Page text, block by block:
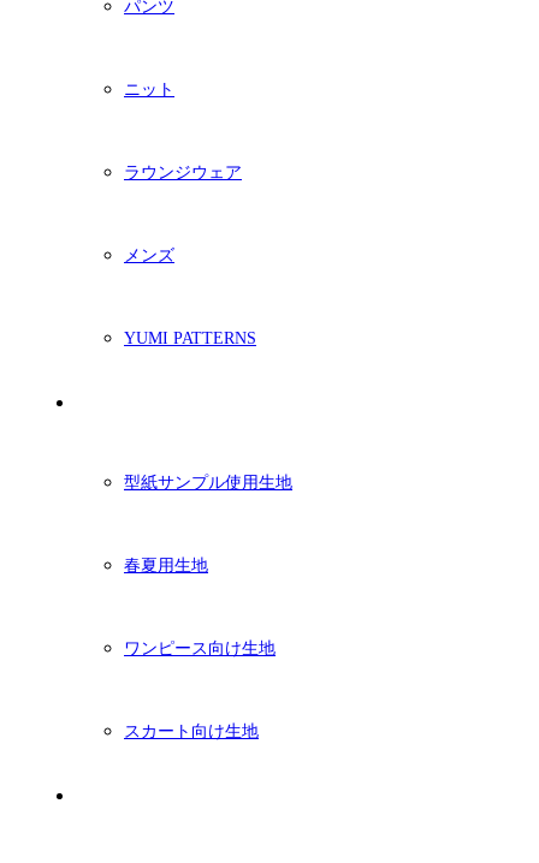
パンツ
ニット
ラウンジウェア
メンズ
YUMI PATTERNS
型紙サンプル使用生地
春夏用生地
ワンピース向け生地
スカート向け生地